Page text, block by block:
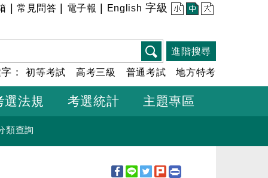
常見問答 電子報 English 字級 小 中 大
進階搜尋
字：初等考試 高考三級 普通考試 地方特考
選法規 考選統計 主題專區
類查詢